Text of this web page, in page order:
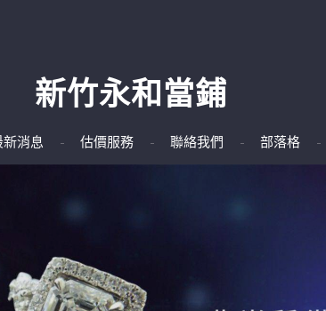
新竹永和當鋪
新消息 估價服務 聯絡我們 部落格